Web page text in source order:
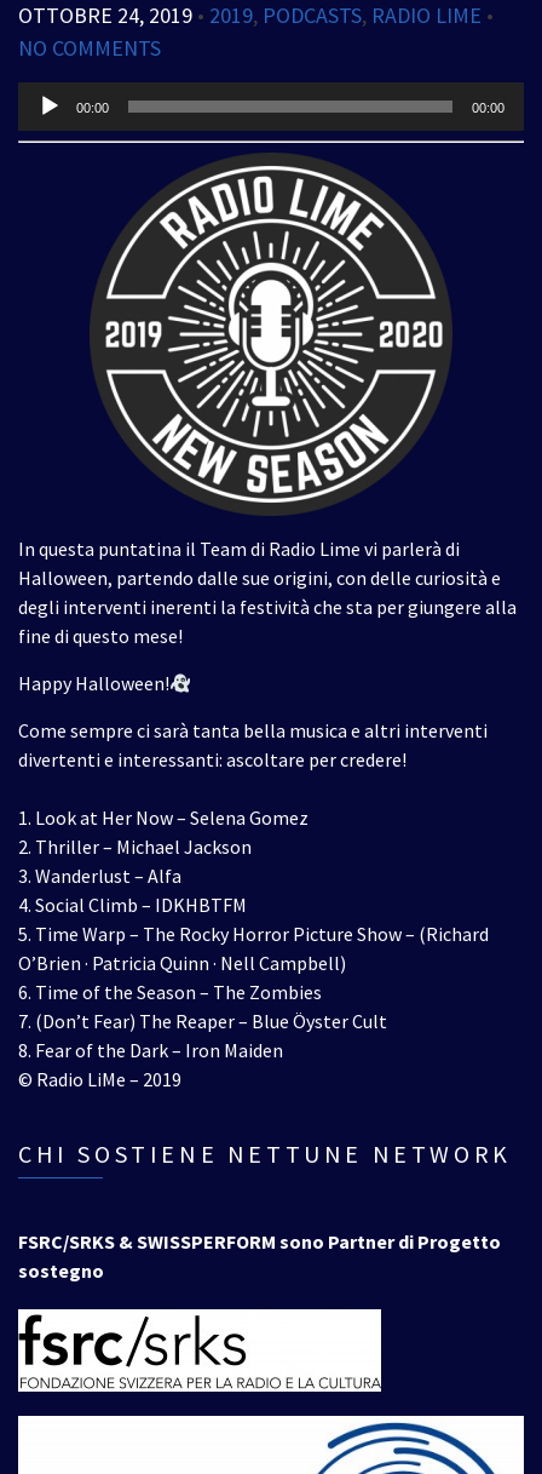
OTTOBRE 24, 2019 • 2019, PODCASTS, RADIO LIME •
NO COMMENTS
Audio
Player
00:00 00:00
In questa puntatina il Team di Radio Lime vi parlerà di
Halloween, partendo dalle sue origini, con delle curiosità e
degli interventi inerenti la festività che sta per giungere alla
fine di questo mese!
Happy Halloween!
Come sempre ci sarà tanta bella musica e altri interventi
divertenti e interessanti: ascoltare per credere!
1. Look at Her Now – Selena Gomez
2. Thriller – Michael Jackson
3. Wanderlust – Alfa
4. Social Climb – IDKHBTFM
5. Time Warp – The Rocky Horror Picture Show – (Richard
O’Brien · Patricia Quinn · Nell Campbell)
6. Time of the Season – The Zombies
7. (Don’t Fear) The Reaper – Blue Öyster Cult
8. Fear of the Dark – Iron Maiden
© Radio LiMe – 2019
CHI SOSTIENE NETTUNE NETWORK
FSRC/SRKS & SWISSPERFORM sono Partner di Progetto
sostegno